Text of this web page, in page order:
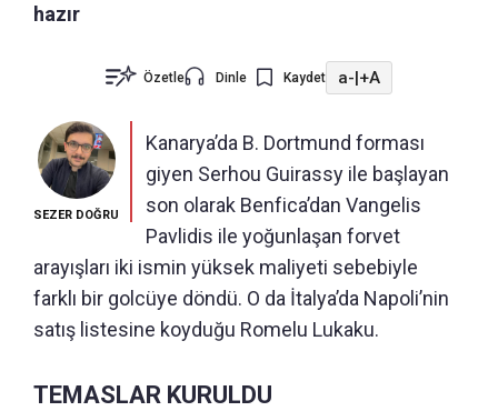
hazır
Özetle Dinle Kaydet a-|+A
SEZER DOĞRU
Kanarya’da B. Dortmund forması
giyen Serhou Guirassy ile başlayan
son olarak Benfica’dan Vangelis
Pavlidis ile yoğunlaşan forvet
arayışları iki ismin yüksek maliyeti sebebiyle
farklı bir golcüye döndü. O da İtalya’da Napoli’nin
satış listesine koyduğu Romelu Lukaku.
TEMASLAR KURULDU